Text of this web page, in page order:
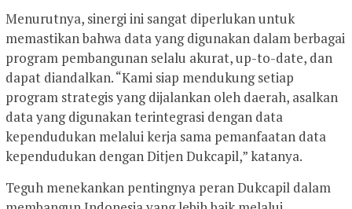
Menurutnya, sinergi ini sangat diperlukan untuk
memastikan bahwa data yang digunakan dalam berbagai
program pembangunan selalu akurat, up-to-date, dan
dapat diandalkan. “Kami siap mendukung setiap
program strategis yang dijalankan oleh daerah, asalkan
data yang digunakan terintegrasi dengan data
kependudukan melalui kerja sama pemanfaatan data
kependudukan dengan Ditjen Dukcapil,” katanya.
Teguh menekankan pentingnya peran Dukcapil dalam